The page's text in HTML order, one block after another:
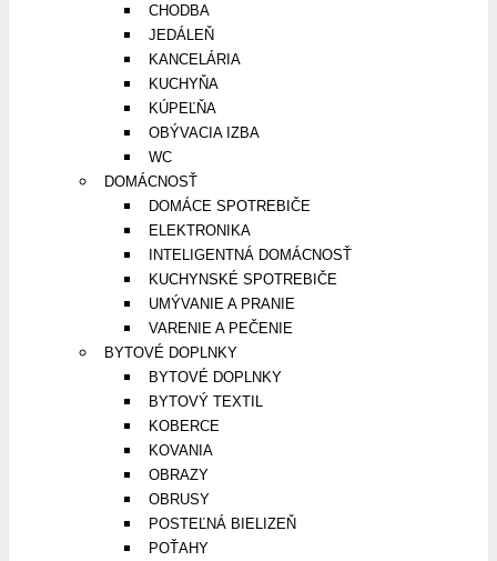
CHODBA
JEDÁLEŇ
KANCELÁRIA
KUCHYŇA
KÚPEĽŇA
OBÝVACIA IZBA
WC
DOMÁCNOSŤ
DOMÁCE SPOTREBIČE
ELEKTRONIKA
INTELIGENTNÁ DOMÁCNOSŤ
KUCHYNSKÉ SPOTREBIČE
UMÝVANIE A PRANIE
VARENIE A PEČENIE
BYTOVÉ DOPLNKY
BYTOVÉ DOPLNKY
BYTOVÝ TEXTIL
KOBERCE
KOVANIA
OBRAZY
OBRUSY
POSTEĽNÁ BIELIZEŇ
POŤAHY